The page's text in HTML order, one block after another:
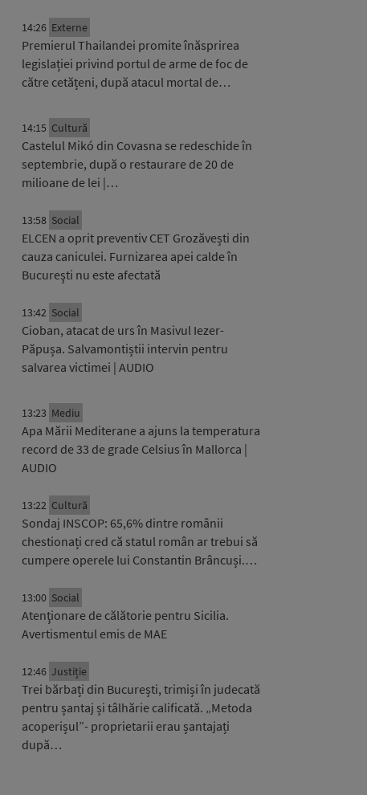
14:26 Externe
Premierul Thailandei promite înăsprirea
legislației privind portul de arme de foc de
către cetățeni, după atacul mortal de…
14:15 Cultură
Castelul Mikó din Covasna se redeschide în
septembrie, după o restaurare de 20 de
milioane de lei |…
13:58 Social
ELCEN a oprit preventiv CET Grozăvești din
cauza caniculei. Furnizarea apei calde în
Bucureşti nu este afectată
13:42 Social
Cioban, atacat de urs în Masivul Iezer-
Păpușa. Salvamontiștii intervin pentru
salvarea victimei | AUDIO
13:23 Mediu
Apa Mării Mediterane a ajuns la temperatura
record de 33 de grade Celsius în Mallorca |
AUDIO
13:22 Cultură
Sondaj INSCOP: 65,6% dintre românii
chestionați cred că statul român ar trebui să
cumpere operele lui Constantin Brâncuși.…
13:00 Social
Atenţionare de călătorie pentru Sicilia.
Avertismentul emis de MAE
12:46 Justiție
Trei bărbați din București, trimiși în judecată
pentru șantaj și tâlhărie calificată. „Metoda
acoperișul”- proprietarii erau șantajați
după…